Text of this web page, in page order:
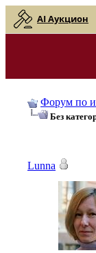
AI Аукцион
Форум по
Без
Lunna